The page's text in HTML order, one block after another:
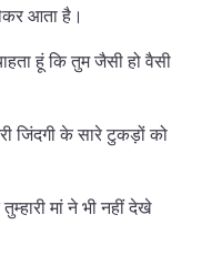
आता है।
हूं कि तुम जैसी हो वैसी
जिंदगी के सारे टुकड़ों को
मां ने भी नहीं देखे